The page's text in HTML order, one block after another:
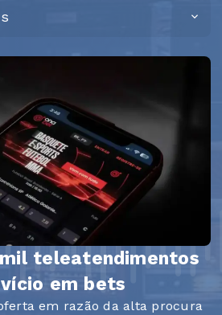
teleatendimentos
em bets
em razão da alta procura